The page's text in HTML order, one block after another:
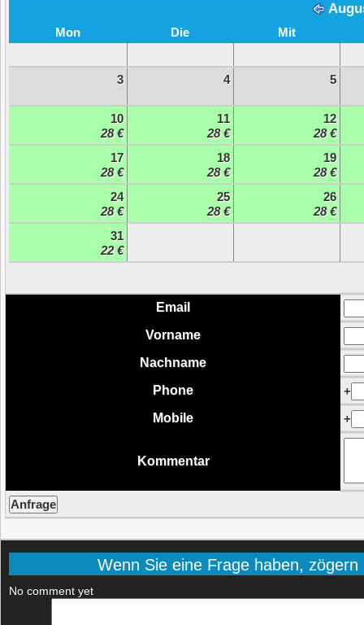
Mon Die Mit
3 4 5
10
28 €
11
28 €
12
28 €
17
28 €
18
28 €
19
28 €
24
28 €
25
28 €
26
28 €
31
22 €
Email
Vorname
Nachname
Phone
+
Mobile
+
Kommentar
Wenn Sie eine Frage haben,
No comment yet